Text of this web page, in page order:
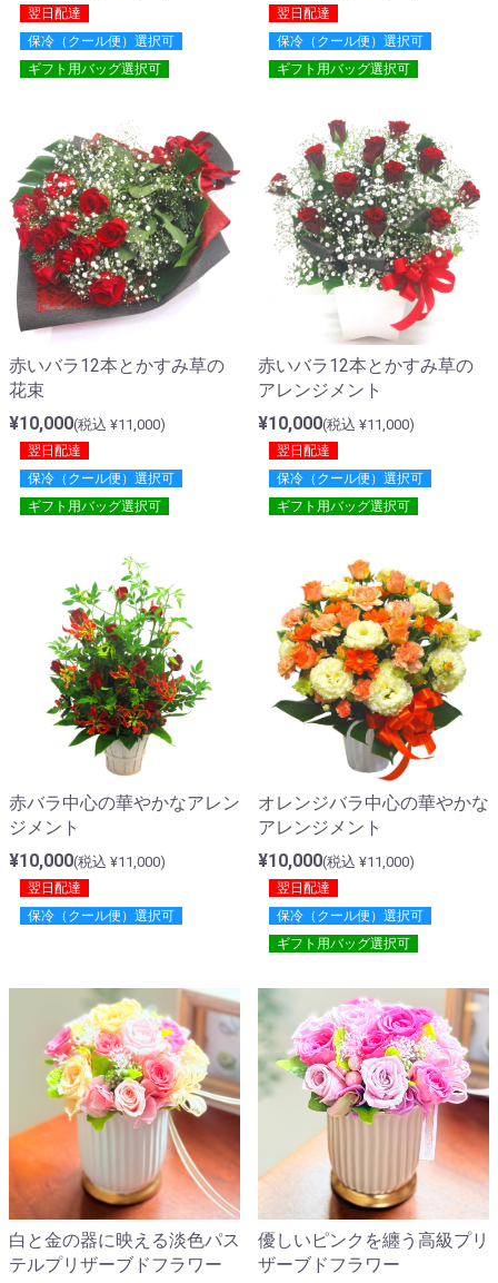
翌日配達
保冷（クール便）選択可
ギフト用バッグ選択可
翌日配達
保冷（クール便）選択可
ギフト用バッグ選択可
赤いバラ12本とかすみ草の
花束
¥10,000(税込 ¥11,000)
翌日配達
保冷（クール便）選択可
ギフト用バッグ選択可
赤いバラ12本とかすみ草の
アレンジメント
¥10,000(税込 ¥11,000)
翌日配達
保冷（クール便）選択可
ギフト用バッグ選択可
赤バラ中心の華やかなアレン
ジメント
¥10,000(税込 ¥11,000)
翌日配達
保冷（クール便）選択可
オレンジバラ中心の華やかな
アレンジメント
¥10,000(税込 ¥11,000)
翌日配達
保冷（クール便）選択可
ギフト用バッグ選択可
白と金の器に映える淡色パス
テルプリザーブドフラワー
優しいピンクを纏う高級プリ
ザーブドフラワー